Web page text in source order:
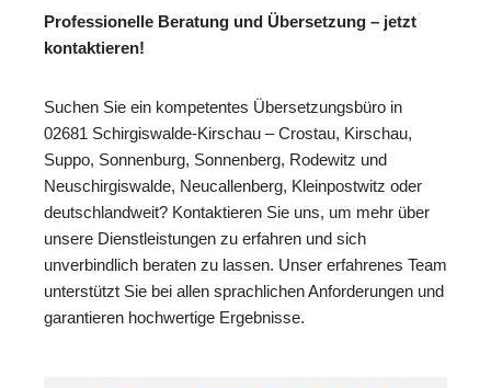
Professionelle Beratung und Übersetzung – jetzt
kontaktieren!
Suchen Sie ein kompetentes Übersetzungsbüro in
02681 Schirgiswalde-Kirschau – Crostau, Kirschau,
Suppo, Sonnenburg, Sonnenberg, Rodewitz und
Neuschirgiswalde, Neucallenberg, Kleinpostwitz oder
deutschlandweit? Kontaktieren Sie uns, um mehr über
unsere Dienstleistungen zu erfahren und sich
unverbindlich beraten zu lassen. Unser erfahrenes Team
unterstützt Sie bei allen sprachlichen Anforderungen und
garantieren hochwertige Ergebnisse.